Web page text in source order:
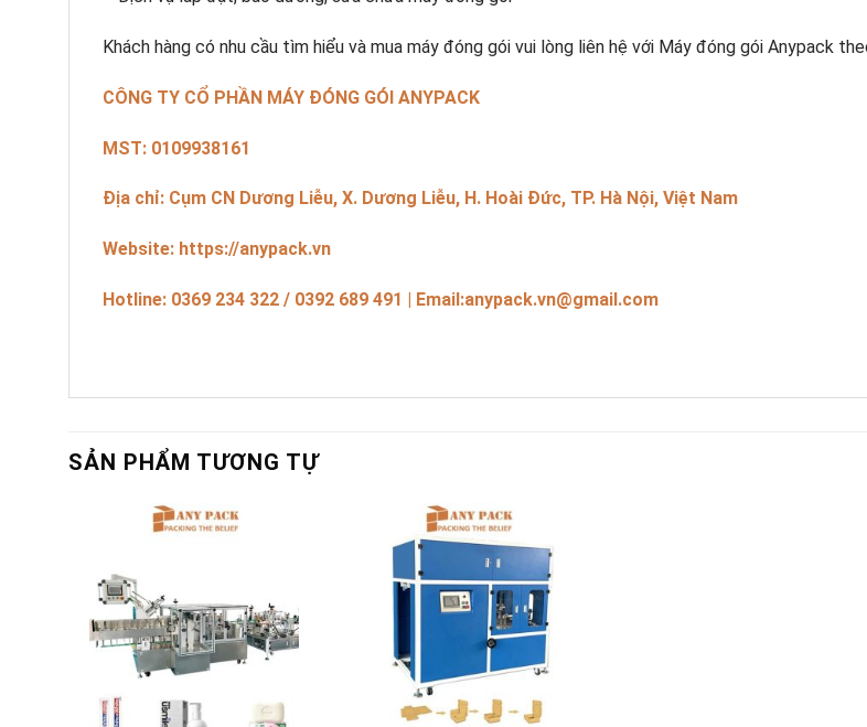
Khách hàng có nhu cầu tìm hiểu và mua máy đóng gói vui lòng liên hệ với Máy đóng gói Anypack
CÔNG TY CỔ PHẦN MÁY ĐÓNG GÓI ANYPACK
MST: 0109938161
Địa chỉ: Cụm CN Dương Liễu, X. Dương Liễu, H. Hoài Đức, TP. Hà Nội, Việt Nam
Website: https://anypack.vn
Hotline: 0369 234 322 / 0392 689 491 | Email:anypack.vn@gmail.com
SẢN PHẨM TƯƠNG TỰ